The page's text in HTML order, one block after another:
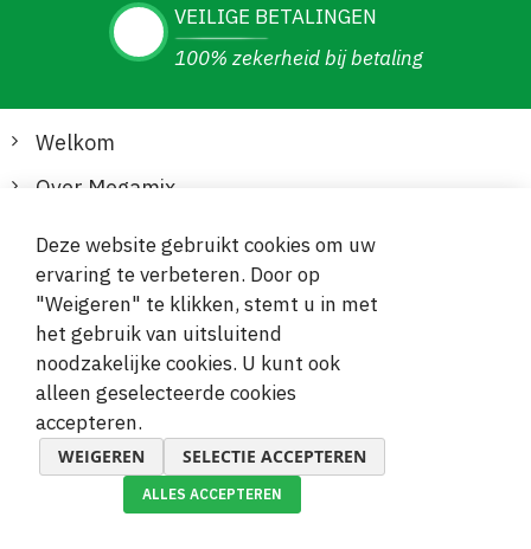
VEILIGE BETALINGEN
100% zekerheid bij betaling
Welkom
Over Megamix
Informatie
Klantenservice
Veilige en gemakkelijke betalingen
Deze website gebruikt cookies om uw
ervaring te verbeteren. Door op
"Weigeren" te klikken, stemt u in met
het gebruik van uitsluitend
noodzakelijke cookies. U kunt ook
alleen geselecteerde cookies
accepteren.
WEIGEREN SELECTIE ACCEPTEREN
ALLES ACCEPTEREN